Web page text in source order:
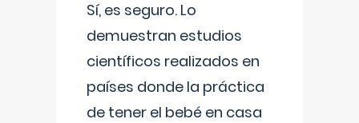
Sí, es seguro. Lo
demuestran estudios
científicos realizados en
países donde la práctica
de tener el bebé en casa